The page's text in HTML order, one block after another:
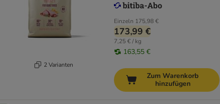
2 Varianten
Einzeln 175,98 €
173,99 €
7,25 € / kg
163,55 €
Zum Warenkorb
hinzufügen